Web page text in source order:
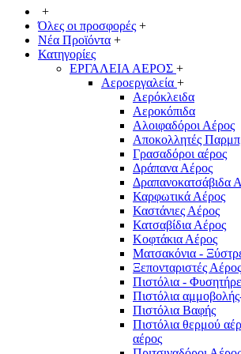
+
Όλες οι προσφορές +
Νέα Προϊόντα +
Κατηγορίες
ΕΡΓΑΛΕΙΑ ΑΕΡΟΣ +
Αεροεργαλεία +
Αερόκλειδα
Αεροκόπιδα
Αλοιφαδόροι Αέρος
Αποκολλητές
Γρασαδόροι αέρος
Δράπανα Αέρος
Δραπανοκατσάβιδα
Καρφωτικά Αέρος
Καστάνιες Αέρος
Κατσαβίδια Αέρος
Κοφτάκια Αέρος
Ματσακόνια -
Ξεπονταριστές Αέρος
Πιστόλια -
Πιστόλια
Πιστόλια Βαφής
Πιστόλια θερμού
αέρος